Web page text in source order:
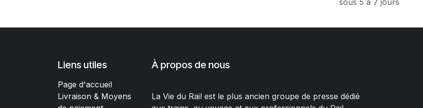
sous 5 à 7 jours
Liens utiles
Page d'accueil
Livraison & Moyens
À propos de nous
La Vie du Rail est le plus ancien groupe de presse dédié